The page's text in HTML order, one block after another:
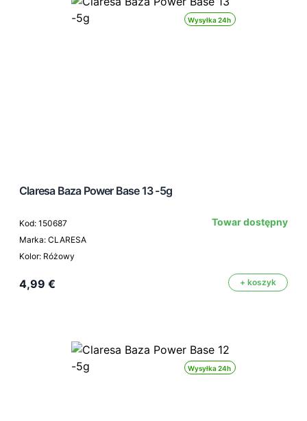
Wysyłka 24h
Claresa Baza Power Base 13 -5g
Kod: 150687
Marka: CLARESA
Kolor: Różowy
Towar dostępny
4,99 € + koszyk
Wysyłka 24h